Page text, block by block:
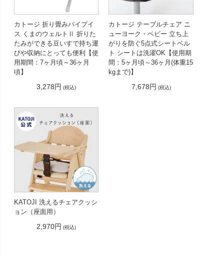
カトージ 折り畳みパイプイ
ス くまのウェルトⅡ 折りた
たみができる豆いすで持ち運
びや収納にとっても便利【使
用期間：7ヶ月頃～36ヶ月
頃】
3,278円 (税込)
カトージ テーブルチェア ニ
ューヨーク・ベビー 立ち上
がりを防ぐ5点式シートベル
ト シートは洗濯OK【使用期
間：5ヶ月頃～36ヶ月(体重15
kgまで)】
7,678円 (税込)
KATOJI 洗えるチェアクッシ
ョン（座面用）
2,970円 (税込)